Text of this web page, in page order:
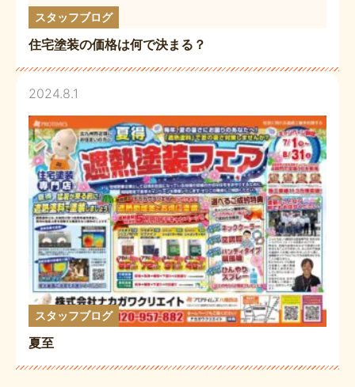
スタッフブログ
住宅塗装の価格は何で決まる？
2024.8.1
スタッフブログ
夏至